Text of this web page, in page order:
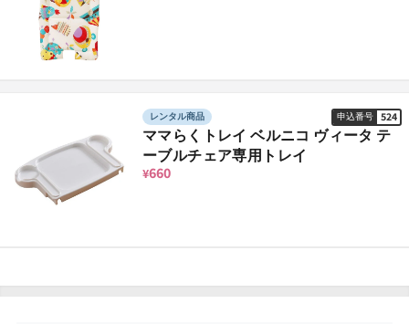
レンタル商品 申込番号 524
ママらくトレイ ベルニコ ヴィータ テ
ーブルチェア専用トレイ
¥660